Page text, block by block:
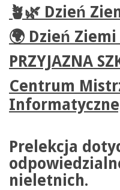
🪴🌿 Dzień
🌍 Dzień
PRZYJAZNA
Centrum
Prelekcja
nieletnich.